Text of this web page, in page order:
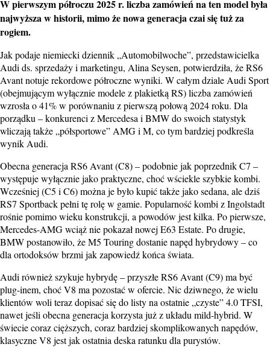
W pierwszym półroczu 2025 r. liczba zamówień na ten model była
najwyższa w historii, mimo że nowa generacja czai się tuż za
rogiem.
Jak podaje niemiecki dziennik „Automobilwoche”, przedstawicielka
Audi ds. sprzedaży i marketingu, Alina Seysen, potwierdziła, że RS6
Avant notuje rekordowe półroczne wyniki. W całym dziale Audi Sport
(obejmującym wyłącznie modele z plakietką RS) liczba zamówień
wzrosła o 41% w porównaniu z pierwszą połową 2024 roku. Dla
porządku – konkurenci z Mercedesa i BMW do swoich statystyk
wliczają także „półsportowe” AMG i M, co tym bardziej podkreśla
wynik Audi.
Obecna generacja RS6 Avant (C8) – podobnie jak poprzednik C7 –
występuje wyłącznie jako praktyczne, choć wściekle szybkie kombi.
Wcześniej (C5 i C6) można je było kupić także jako sedana, ale dziś
RS7 Sportback pełni tę rolę w gamie. Popularność kombi z Ingolstadt
rośnie pomimo wieku konstrukcji, a powodów jest kilka. Po pierwsze,
Mercedes-AMG wciąż nie pokazał nowej E63 Estate. Po drugie,
BMW postanowiło, że M5 Touring dostanie napęd hybrydowy – co
dla ortodoksów brzmi jak zapowiedź końca świata.
Audi również szykuje hybrydę – przyszłe RS6 Avant (C9) ma być
plug-inem, choć V8 ma pozostać w ofercie. Nic dziwnego, że wielu
klientów woli teraz dopisać się do listy na ostatnie „czyste” 4.0 TFSI,
nawet jeśli obecna generacja korzysta już z układu mild-hybrid. W
świecie coraz cięższych, coraz bardziej skomplikowanych napędów,
klasyczne V8 jest jak ostatnia deska ratunku dla purystów.